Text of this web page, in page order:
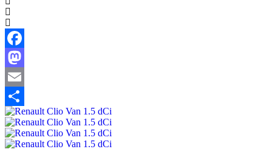
Facebook
Mastodon
Email
Share